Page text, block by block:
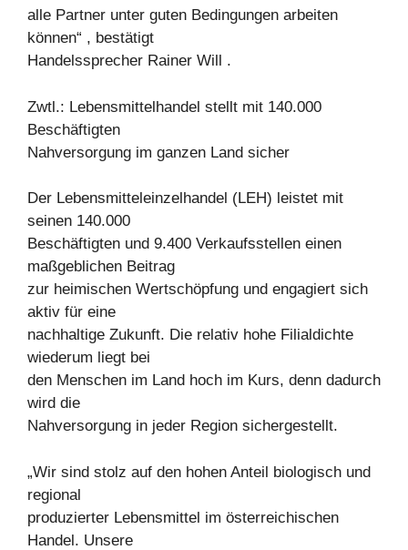
alle Partner unter guten Bedingungen arbeiten
können“ , bestätigt
Handelssprecher Rainer Will .
Zwtl.: Lebensmittelhandel stellt mit 140.000
Beschäftigten
Nahversorgung im ganzen Land sicher
Der Lebensmitteleinzelhandel (LEH) leistet mit
seinen 140.000
Beschäftigten und 9.400 Verkaufsstellen einen
maßgeblichen Beitrag
zur heimischen Wertschöpfung und engagiert sich
aktiv für eine
nachhaltige Zukunft. Die relativ hohe Filialdichte
wiederum liegt bei
den Menschen im Land hoch im Kurs, denn dadurch
wird die
Nahversorgung in jeder Region sichergestellt.
„Wir sind stolz auf den hohen Anteil biologisch und
regional
produzierter Lebensmittel im österreichischen
Handel. Unsere